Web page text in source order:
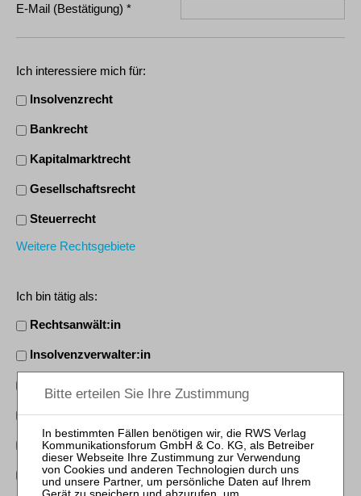
E-Mail (Bestätigung)
Ich interessiere mich für:
Insolvenzrecht
Bankrecht
Kapitalmarktrecht
Gesellschaftsrecht
Steuerrecht
Weitere Rechtsgebiete
Ich bin tätig als:
Rechtsanwält:in
Insolvenzverwalter:in
FA InsolvenzR
FA Bank/KapitalmarktR
FA Handels/GesellschaftsR